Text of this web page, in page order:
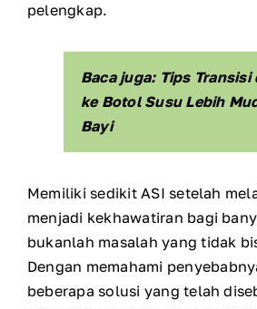
pelengkap.
Baca juga: Tips Transisi
ke Botol Susu Lebih
Bayi
Memiliki sedikit ASI setelah
menjadi kekhawatiran bagi
bukanlah masalah yang tidak
Dengan memahami
beberapa solusi yang telah